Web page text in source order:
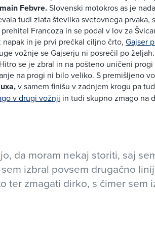
Febvre.Slovenski motokros as je
tudi zlata številka svetovnega prvaka,
Francoza in se podal v lov za
in je prvi prečkal ciljno črto, Gajser
vožnje se Gajserju ni posrečil po
se je zbral in na pošteno uničeni
na progi ni bilo veliko. S premišljeno
v samem finišu v zadnjem krogu pa
v drugi vožnji in tudi skupno zmago na
da moram nekaj storiti, saj
izbral povsem drugačno
ter zmagati dirko, s čimer sem